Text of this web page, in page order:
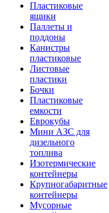
Пластиковые
ящики
Паллеты и
поддоны
Канистры
пластиковые
Листовые
пластики
Бочки
Пластиковые
емкости
Еврокубы
Мини АЗС для
дизельного
топлива
Изотермические
контейнеры
Крупногабаритные
контейнеры
Мусорные